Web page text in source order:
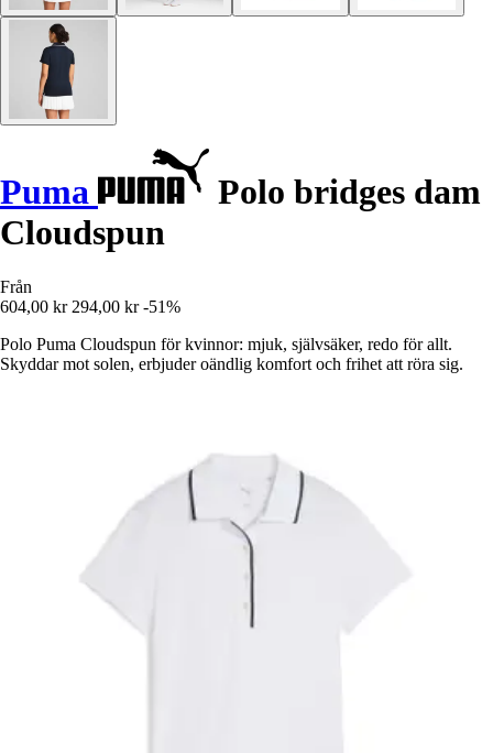
Puma
Polo bridges dam
Cloudspun
Från
604,00 kr 294,00 kr -51%
Polo Puma Cloudspun för kvinnor: mjuk, självsäker, redo för allt.
Skyddar mot solen, erbjuder oändlig komfort och frihet att röra sig.